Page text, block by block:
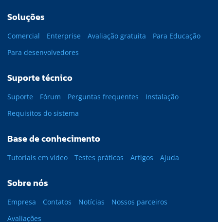
Soluções
Comercial Enterprise Avaliação gratuita
Para Educação
Para desenvolvedores
Suporte técnico
Suporte Fórum Perguntas frequentes
Instalação
Requisitos do sistema
Base de conhecimento
Tutoriais em vídeo Testes práticos Artigos Ajuda
Sobre nós
Empresa Contatos Notícias
Nossos parceiros
Avaliações